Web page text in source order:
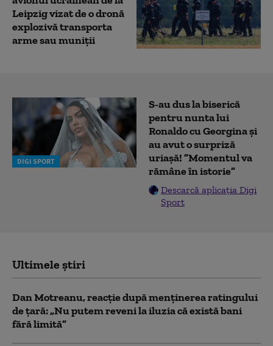
Leipzig vizat de o dronă
explozivă transporta
arme sau muniţii
DIGI SPORT
S-au dus la biserică
pentru nunta lui
Ronaldo cu Georgina și
au avut o surpriză
uriașă! ”Momentul va
rămâne în istorie”
Descarcă aplicația Digi
Sport
Ultimele știri
Dan Motreanu, reacție după menținerea ratingului
de țară: „Nu putem reveni la iluzia că există bani
fără limită”